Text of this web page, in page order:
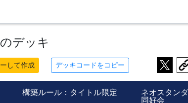
デッキ
して作成 デッキコードをコピー
構築ルール：タイトル限定 ネオスタン
同好会